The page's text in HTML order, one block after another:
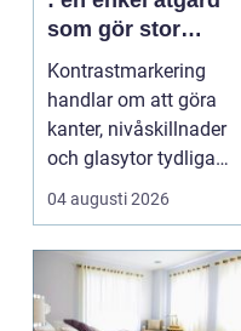
som gör stor
skillnad
Kontrastmarkering
handlar om att göra
kanter, nivåskillnader
och glasytor tydliga
med hj&...
04 augusti 2026